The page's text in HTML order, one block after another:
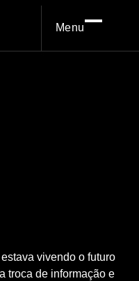
Menu
vivendo o futuro
troca de informação e